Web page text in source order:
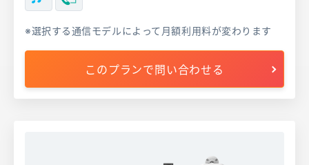
選択する通信モデルによって月額利用料が変わります
このプランで問い合わせる